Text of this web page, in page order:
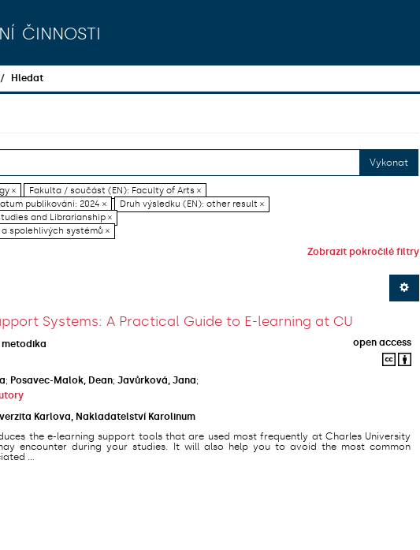
činnosti
Hledat
Vykonat
×
Fakulta / součást (EN): Faculty of Arts ×
publikování: 2024 ×
Druh výsledku (EN): other result ×
and Librarianship ×
spolehlivých systémů ×
Zobrazit pokročilé filtry
Systems: A Practical Guide to E-learning at CU
open access
; Posavec-Malok, Dean; Javůrková, Jana;
Karlova, Nakladatelství Karolinum
the e-learning support tools that are used most frequently at Charles University
encounter during your studies. It will also help you to avoid the most common
...